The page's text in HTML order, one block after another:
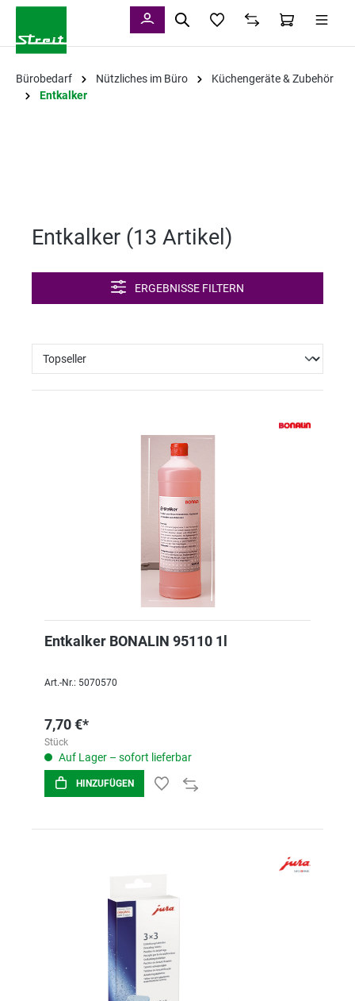
Bürobedarf Nützliches im Büro
Küchengeräte & Zubehör
Entkalker
Entkalker (13 Artikel )
ERGEBNISSE FILTERN
Entkalker BONALIN 95110 1l
Art.-Nr.: 5070570
7,70 €*
Stück
Auf Lager – sofort lieferbar
HINZUFÜGEN